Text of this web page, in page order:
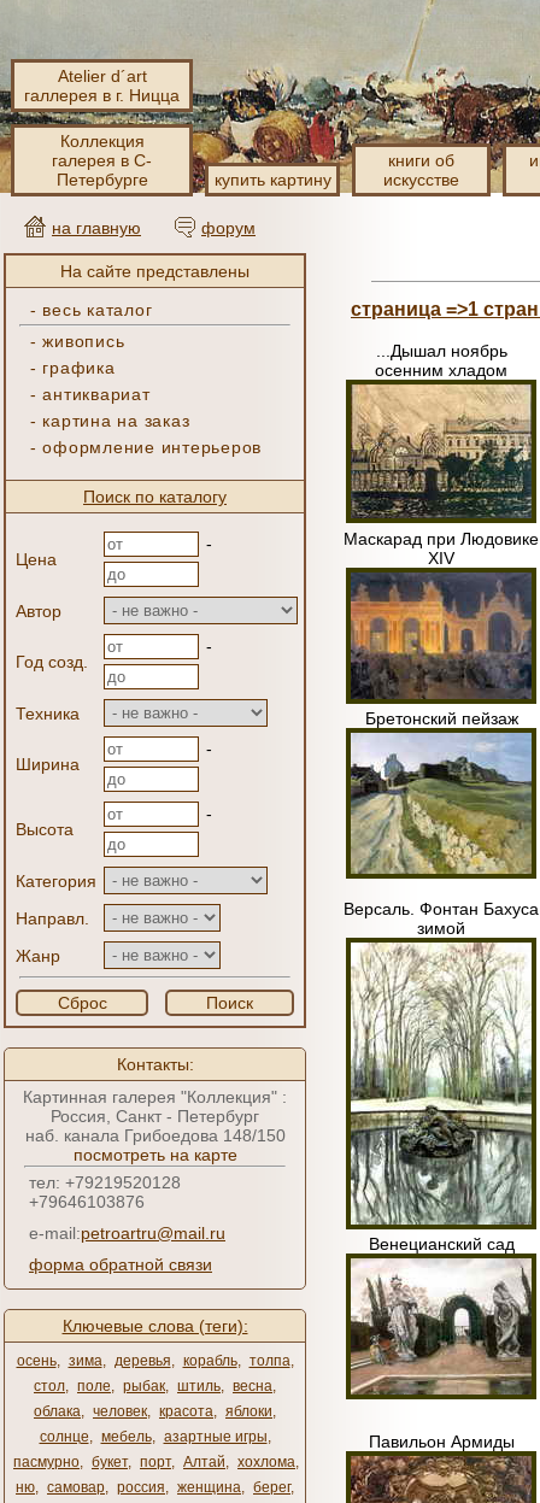
Atelier d´art
галлерея в г. Ницца
Коллекция
галерея в С-
Петербурге
купить картину
книги об
искусстве
на главную форум
На сайте представлены
- весь каталог
-живопись
- графика
-антиквариат
- картина на заказ
-оформление интерьеров
Поиск по каталогу
Цена
-
Автор
Год созд.
-
Техника
Ширина
-
Высота
-
Категория
Направл.
Жанр
Сброс Поиск
Контакты:
Картинная галерея "Коллекция" :
Россия, Санкт - Петербург
наб. канала Грибоедова 148/150
посмотреть на карте
тел: +79219520128
+79646103876
e-mail:petroartru@mail.ru
форма обратной связи
Ключевые слова (теги):
осень, зима, деревья, корабль, толпа,
стол, поле, рыбак, штиль, весна,
облака, человек, красота, яблоки,
солнце, мебель, азартные игры,
пасмурно, букет, порт, Алтай, хохлома,
ню, самовар, россия, женщина, берег,
страница =>1
...Дышал ноябрь
осенним хладом
Маскарад при Людовике
XIV
Бретонский пейзаж
Версаль. Фонтан Бахуса
зимой
Венецианский сад
Павильон Армиды